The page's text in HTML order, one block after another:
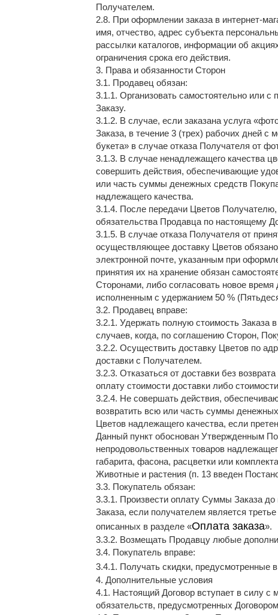
Получателем.
2.8. При оформлении заказа в интернет-
имя, отчество, адрес субъекта
рассылки каталогов, информации об
ограничения срока его действия.
3. Права и обязанности Сторон
3.1. Продавец обязан:
3.1.1. Организовать самостоятельно или
Заказу.
3.1.2. В случае, если заказана услуга
Заказа, в течение 3 (трех) рабочих дней с
букета» в случае отказа Получателя от
3.1.3. В случае ненадлежащего качества
совершить действия, обеспечивающие
или часть суммы денежных средств
надлежащего качества.
3.1.4. После передачи Цветов Получателю,
обязательства Продавца по настоящему
3.1.5. В случае отказа Получателя от
осуществляющее доставку Цветов
электронной почте, указанным при
принятия их на хранение обязан
Сторонами, либо согласовать новое время
исполненным с удержанием 50 %
3.2. Продавец вправе:
3.2.1. Удержать полную стоимость Заказа
случаев, когда, по соглашению Сторон,
3.2.2. Осуществить доставку Цветов по
доставки с Получателем.
3.2.3. Отказаться от доставки без
оплату стоимости доставки либо
3.2.4. Не совершать действия,
возвратить всю или часть суммы
Цветов надлежащего качества, если
Данный пункт обоснован Утвержденным
непродовольственных товаров
габарита, фасона, расцветки или
Животные и растения (п. 13 введен
3.3. Покупатель обязан:
3.3.1. Произвести оплату Суммы Заказа
Заказа, если получателем является
описанных в разделе «Оплата заказа».
3.3.2. Возмещать Продавцу любые
3.4. Покупатель вправе:
3.4.1. Получать скидки, предусмотренные
4. Дополнительные условия
4.1. Настоящий Договор вступает в силу с
обязательств, предусмотренных